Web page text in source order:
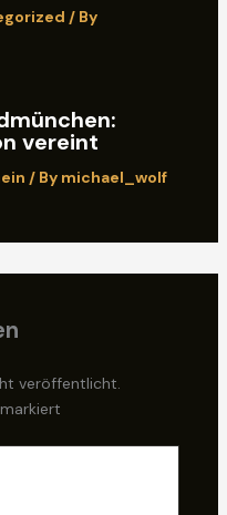
/ By
vereint
/ By michael_wolf
veröffentlicht.
markiert